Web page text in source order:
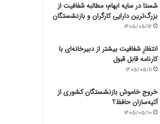
شستا در سایه ابهام؛ مطالبه شفافیت از
بزرگ‌ترین دارایی کارگران و بازنشستگان
1405/05/12
انتظارِ شفافیت بیشتر از دبیرخانه‌ای با
کارنامه قابل قبول
1405/05/11
خروج خاموش بازنشستگان کشوری از
آتیه‌سازان حافظ؟
1405/05/10